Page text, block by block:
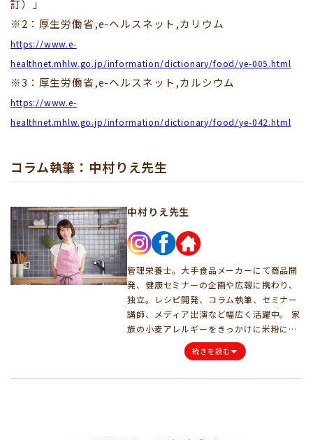
訂）」
※2：厚生労働省,e-ヘルスネット,カリウム
https://www.e-
healthnet.mhlw.go.jp/information/dictionary/food/ye-005.html
※3：厚生労働省,e-ヘルスネット,カルシウム
https://www.e-
healthnet.mhlw.go.jp/information/dictionary/food/ye-042.html
コラム執筆：中村りえ先生
中村りえ先生
管理栄養士。大手食品メーカーにて商品開
発、健康セミナーの企画や広報に携わり、
独立。レシピ開発、コラム執筆、セミナー
講師、メディア出演など幅広く活躍中。 家
族の小麦アレルギーをきっかけに米粉に出
会い、米粉のおいしさに魅了される。ま
た、日本人の「米離れ」の深刻さについて
続きを読む